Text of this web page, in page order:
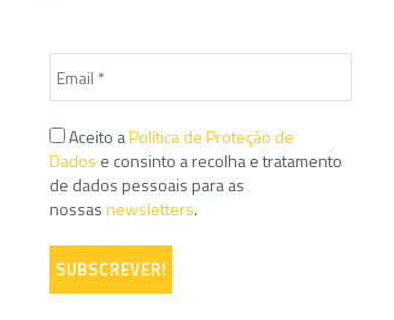
Aceito aPolítica de Proteção de
Dados e consinto a recolha e tratamento
de dados pessoais para as
nossasnewsletters.